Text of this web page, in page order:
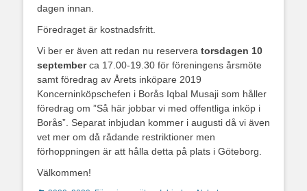
dagen innan.
Föredraget är kostnadsfritt.
Vi ber er även att redan nu reservera torsdagen 10
septemberca 17.00-19.30 för föreningens årsmöte
samt föredrag av Årets inköpare 2019
Koncerninköpschefen i Borås Iqbal Musaji som håller
föredrag om ”Så här jobbar vi med offentliga inköp i
Borås”. Separat inbjudan kommer i augusti då vi även
vet mer om då rådande restriktioner men
förhoppningen är att hålla detta på plats i Göteborg.
Välkommen!